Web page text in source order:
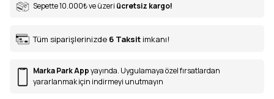
Sepette 10.000₺ve üzeri ücretsiz kargo!
Tüm siparişlerinizde 6 Taksit imkanı!
Marka Park Appyayında. Uygulamaya özel fırsatlardan
yararlanmak için indirmeyi unutmayın